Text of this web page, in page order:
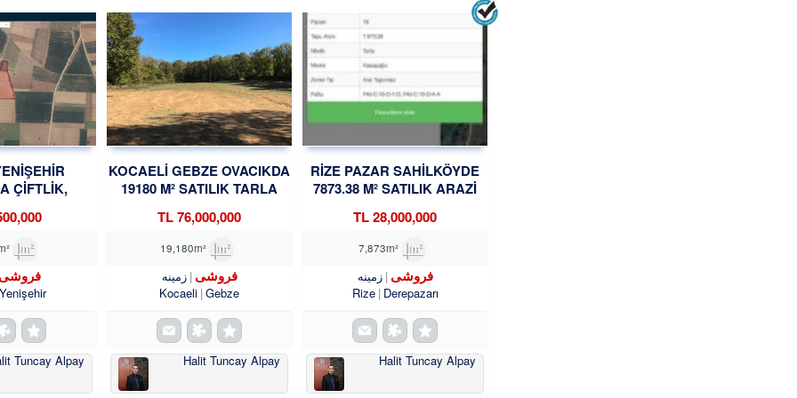
RİZE PAZAR SAHİLKÖYDE
7873.38 M² SATILIK ARAZİ
28,000,000 TL
فروشی زمینه
Rize Derepazarı
Halit Tuncay Alpay
KOCAELİ GEBZE OVACIKDA
19180 M² SATILIK TARLA
76,000,000 TL
19,180m²
فروشی زمینه
Kocaeli Gebze
Halit Tuncay Alpay
ÇİFTLİK,
12433 M2
TROYKADAN
TL
فروشی
Yenişehir
Tuncay Alpay